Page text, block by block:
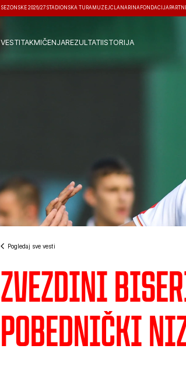
SEZONSKE 2026/27 STADIONSKA TURA MUZEJČLANARINA FONDACIJA
VESTITAKMIČENJAREZULTATIISTORIJA
Pogledaj sve vesti
Zvezdini
pobednički